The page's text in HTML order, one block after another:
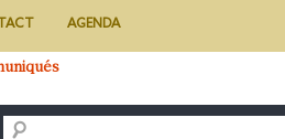
AGENDA